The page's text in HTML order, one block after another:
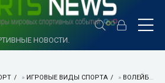
НОВОСТИ.
» ИГРОВЫЕ ВИДЫ СПОРТА » ВОЛЕЙБОЛ